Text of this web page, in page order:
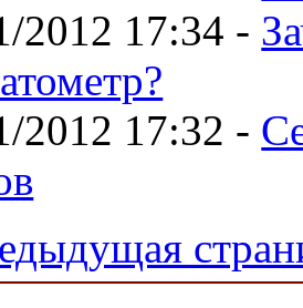
2012 17:34 -
2012 17:32 -